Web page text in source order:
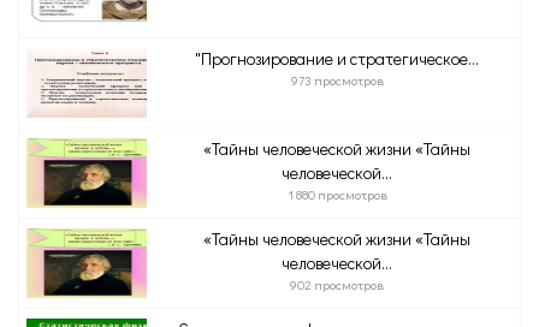
"Прогнозирование и стратегическое...
973 просмотров
«Тайны человеческой жизни «Тайны
человеческой...
1 880 просмотров
«Тайны человеческой жизни «Тайны
человеческой...
902 просмотров